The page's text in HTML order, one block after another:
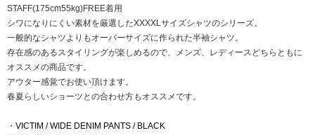
STAFF(175cm55kg)FREE着用
シワになりにくい素材を厳選したXXXXLサイズシャツのシリーズ。
一般的なシャツよりもオーバーサイズに作られた半袖シャツ。
存在感のあるスタイリングが楽しめるので、メンズ、レディースどちらともに
オススメの商品です。
アウター感覚でお使い頂けます。
春夏らしいショーツとの合わせ方もオススメです。
・ VICTIM / WIDE DENIM PANTS / BLACK